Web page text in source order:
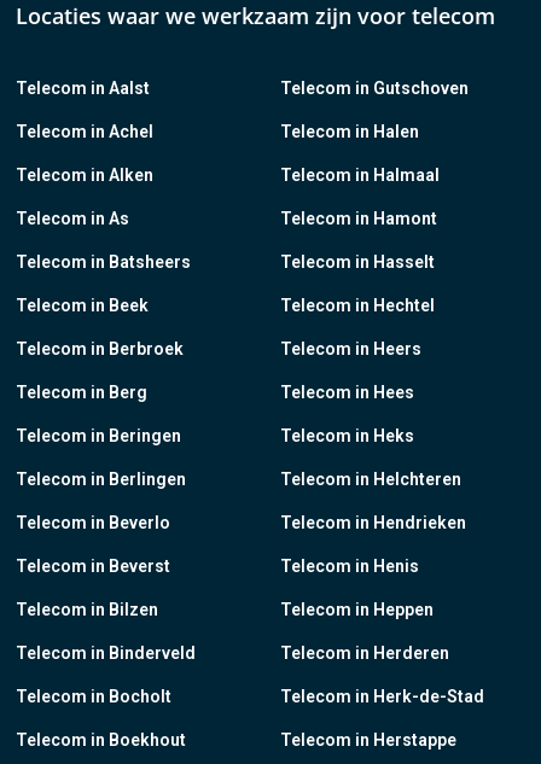
Locaties waar we werkzaam zijn voor telecom
Telecom in Aalst
Telecom in Achel
Telecom in Alken
Telecom in As
Telecom in Batsheers
Telecom in Beek
Telecom in Berbroek
Telecom in Berg
Telecom in Beringen
Telecom in Berlingen
Telecom in Beverlo
Telecom in Beverst
Telecom in Bilzen
Telecom in Binderveld
Telecom in Bocholt
Telecom in Boekhout
Telecom in Gutschoven
Telecom in Halen
Telecom in Halmaal
Telecom in Hamont
Telecom in Hasselt
Telecom in Hechtel
Telecom in Heers
Telecom in Hees
Telecom in Heks
Telecom in Helchteren
Telecom in Hendrieken
Telecom in Henis
Telecom in Heppen
Telecom in Herderen
Telecom in Herk-de-Stad
Telecom in Herstappe